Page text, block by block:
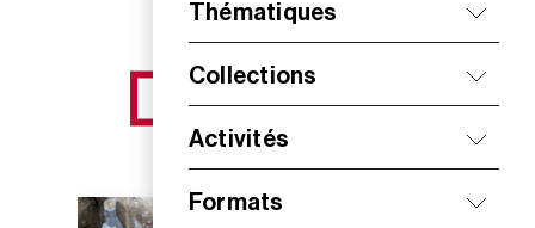
Thématiques
Collections
Activités
Formats
NOS NOUVEAUTÉS